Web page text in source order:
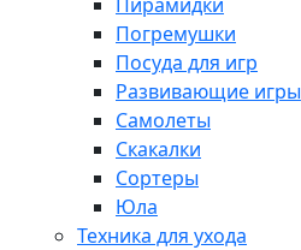
Погремушки
Посуда для игр
Развивающие игры
Самолеты
Скакалки
Сортеры
Юла
Техника для ухода